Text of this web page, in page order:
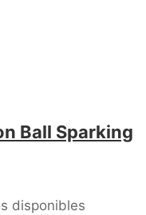
Ball Sparking
disponibles